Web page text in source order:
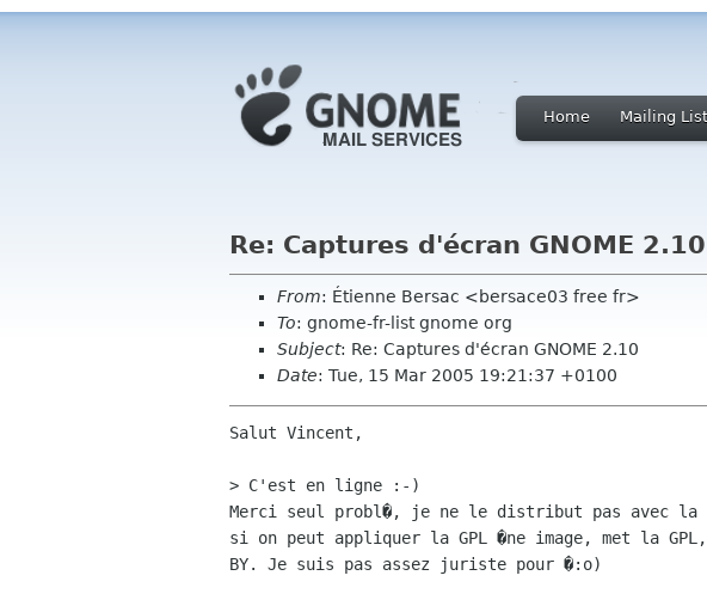
Home Mailing
Re: Captures d'écran GNOME 2.10
From: Étienne Bersac <bersace03 free fr>
To: gnome-fr-list gnome org
Subject: Re: Captures d'écran GNOME 2.10
Date: Tue, 15 Mar 2005 19:21:37 +0100
Salut Vincent,
> C'est en ligne :-)
Merci seul probl�, je ne le distribut pas avec la
si on peut appliquer la GPL �ne image, met la
BY. Je suis pas assez juriste pour �:o)